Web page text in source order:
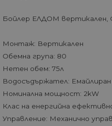
Бойлер ЕЛДОМ вертикален,
Монтаж: Вертикален
Обемна група: 80
Нетен обем: 75л
Водосъдържател: Eмайлиран
Номинална мощност: 2kW
Клас на енергийна
Управление: Механично